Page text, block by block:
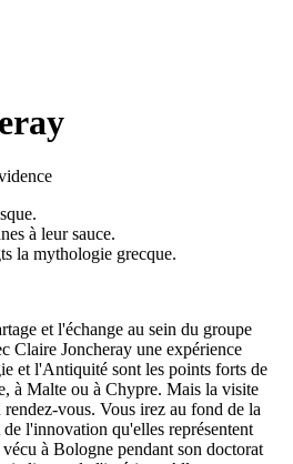
à leur sauce.
la mythologie grecque.
et l'échange au sein du groupe
Claire Joncheray une expérience
et l'Antiquité sont les points forts de
à Malte ou à Chypre. Mais la visite
rendez-vous. Vous irez au fond de la
de l'innovation qu'elles représentent
à Bologne pendant son doctorat